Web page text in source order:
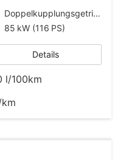
Doppelkupplungsgetriebe (DSG)
85 kW (116 PS)
Details
l/100km